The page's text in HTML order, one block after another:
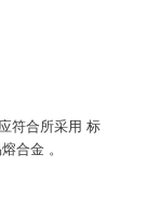
符合所采用 标
合金 。